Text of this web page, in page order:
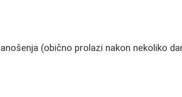
(obično prolazi nakon nekoliko